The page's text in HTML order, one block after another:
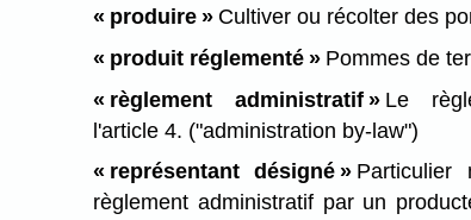
« produire » Cultiver ou récolter des
« produit réglementé »Pommes de
« règlement administratif »Le
l'article 4. ("administration by-law")
« représentant désigné » Particulier
règlement administratif par un